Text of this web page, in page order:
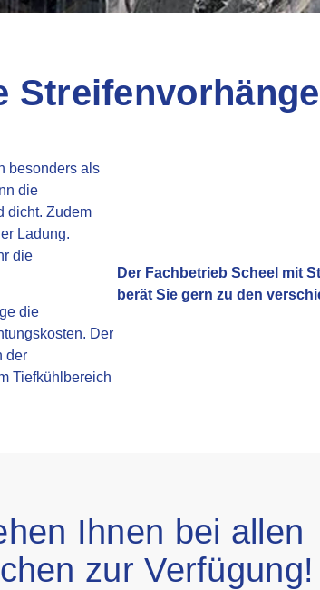
Streifenvorhänge
besonders als
die
dicht. Zudem
Ladung.
die
die
Der
der
Tiefkühlbereich
Der Fachbetrieb Scheel mit
berät Sie gern zu den
Ihnen bei allen
zur Verfügung!